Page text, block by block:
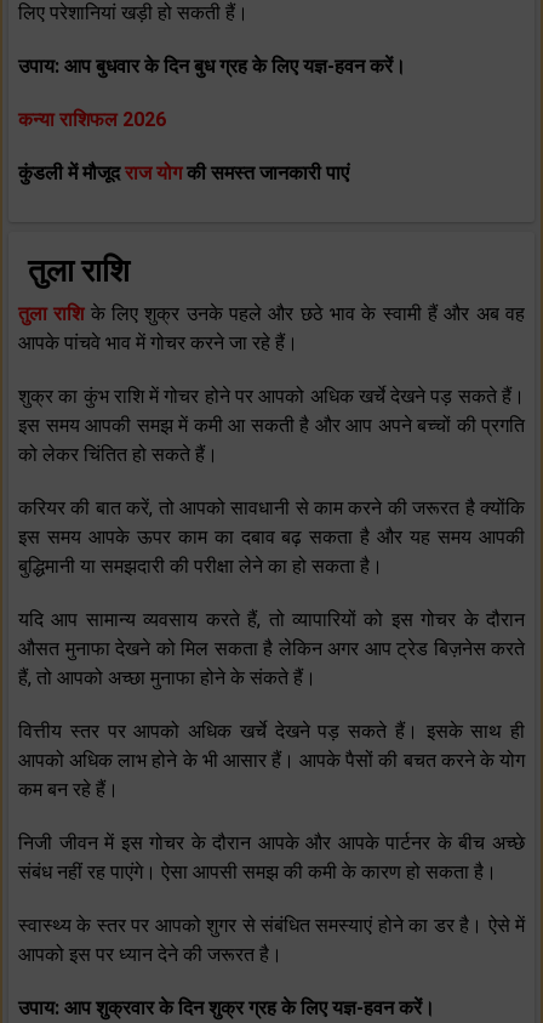
लिए परेशानियां खड़ी हो सकती हैं।
उपाय: आप बुधवार के दिनबुध ग्रहके लिए यज्ञ-हवन करें।
कन्या राशिफल 2026
कुंडली में मौजूदराज योगकी समस्त जानकारी पाएं
तुला राशि
तुला राशि के लिए शुक्र उनके पहले और छठे भाव के स्‍वामी हैं और अब वह
आपके पांचवे भाव में गोचर करने जा रहे हैं।
शुक्र का कुंभ राशि में गोचर होने पर आपको अधिक खर्चे देखने पड़ सकते हैं।
इस समय आपकी समझ में कमी आ सकती है और आप अपने बच्‍चों की प्रगति
को लेकर चिंतित हो सकते हैं।
करियर की बात करें, तो आपको सावधानी से काम करने की जरूरत है क्‍योंकि
इस समय आपके ऊपर काम का दबाव बढ़ सकता है और यह समय आपकी
बुद्धिमानी या समझदारी की परीक्षा लेने का हो सकता है।
यदि आप सामान्‍य व्‍यवसाय करते हैं, तो व्‍यापारियों को इस गोचर के दौरान
औसत मुनाफा देखने को मिल सकता है लेकिन अगर आप ट्रेड बिज़नेस करते
हैं, तो आपको अच्‍छा मुनाफा होने के संकते हैं।
वित्तीय स्‍तर पर आपको अधिक खर्चे देखने पड़ सकते हैं। इसके साथ ही
आपको अधिक लाभ होने के भी आसार हैं। आपके पैसों की बचत करने के योग
कम बन रहे हैं।
निजी जीवन में इस गोचर के दौरान आपके और आपके पार्टनर के बीच अच्‍छे
संबंध नहीं रह पाएंगे। ऐसा आपसी समझ की कमी के कारण हो सकता है।
स्‍वास्‍थ्‍य के स्‍तर पर आपको शुगर से संबंधित समस्‍याएं होने का डर है। ऐसे में
आपको इस पर ध्‍यान देने की जरूरत है।
उपाय: आप शुक्रवार के दिन शुक्र ग्रह के लिए यज्ञ-हवन करें।